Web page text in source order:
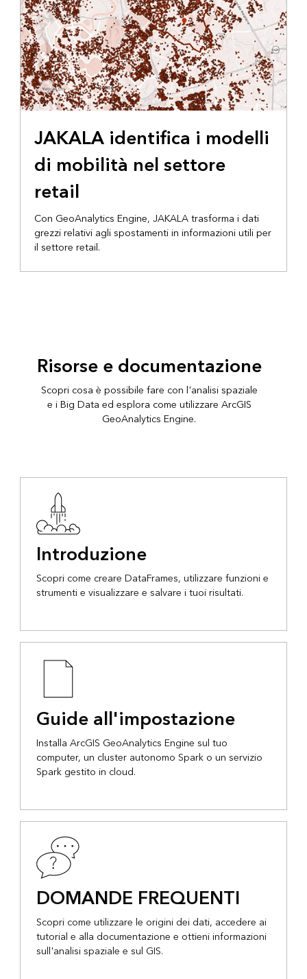
JAKALA identifica i modelli
di mobilità nel settore
retail
Con GeoAnalytics Engine, JAKALA trasforma i dati
grezzi relativi agli spostamenti in informazioni utili per
il settore retail.
Risorse e documentazione
Scopri cosa è possibile fare con l'analisi spaziale
e i Big Data ed esplora come utilizzare ArcGIS
GeoAnalytics Engine.
Introduzione
Scopri come creare DataFrames, utilizzare funzioni e
strumenti e visualizzare e salvare i tuoi risultati.
Guide all'impostazione
Installa ArcGIS GeoAnalytics Engine sul tuo
computer, un cluster autonomo Spark o un servizio
Spark gestito in cloud.
DOMANDE FREQUENTI
Scopri come utilizzare le origini dei dati, accedere ai
tutorial e alla documentazione e ottieni informazioni
sull'analisi spaziale e sul GIS.